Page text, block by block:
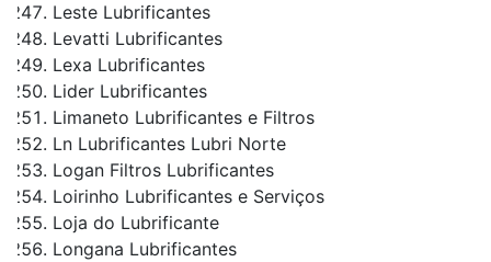
Leste Lubrificantes
Levatti Lubrificantes
Lexa Lubrificantes
Lider Lubrificantes
Limaneto Lubrificantes e Filtros
Ln Lubrificantes Lubri Norte
Logan Filtros Lubrificantes
Loirinho Lubrificantes e Serviços
Loja do Lubrificante
Longana Lubrificantes